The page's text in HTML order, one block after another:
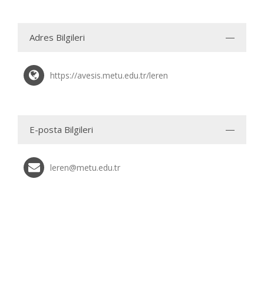
Adres Bilgileri
https://avesis.metu.edu.tr/leren
E-posta Bilgileri
leren@metu.edu.tr